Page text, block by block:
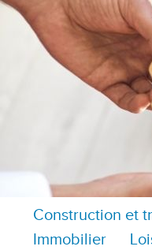
Construction et
Immobilier